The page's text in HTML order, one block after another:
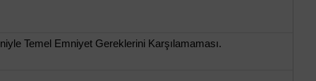
Temel Emniyet Gereklerini Karşılamaması.